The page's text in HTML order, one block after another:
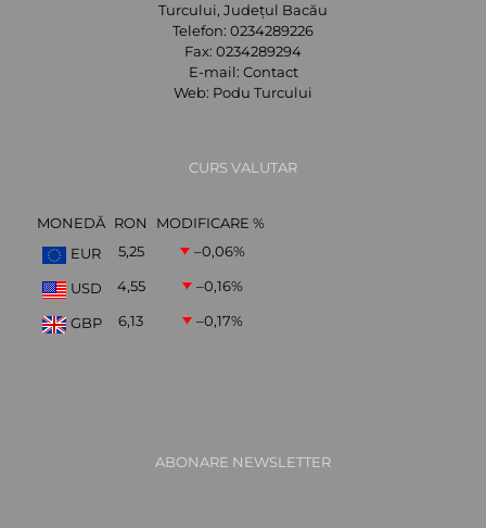
Turcului, Județul Bacău
Telefon: 0234289226
Fax: 0234289294
E-mail: Contact
Web: Podu Turcului
CURS VALUTAR
MONEDĂ RON
MODIFICARE %
EUR
5,25 –0,06%
USD 4,55 –0,16%
GBP 6,13 –0,17%
ABONARE NEWSLETTER